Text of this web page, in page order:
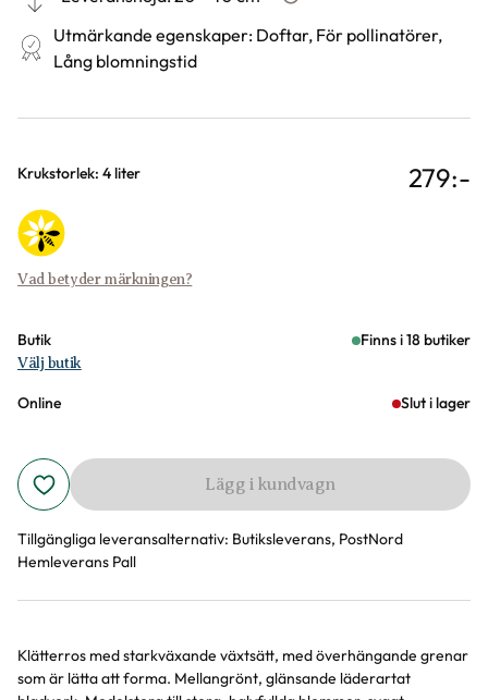
Hur vi mäter leveranshöjd på
Utmärkande egenskaper: Doftar, För pollinatörer,
Lång blomningstid
Varianter
Krukstorlek: 4 liter
Vad betyder märkningen?
279:-
Butik Finns i 18 butiker
Välj butik
Online Slut i lager
Lägg i kundvagn
Tillgängliga leveransalternativ: Butiksleverans, PostNord
Hemleverans Pall
Produktinformation
Klätterros med starkväxande växtsätt, med överhängande grenar
som är lätta att forma. Mellangrönt, glänsande läderartat